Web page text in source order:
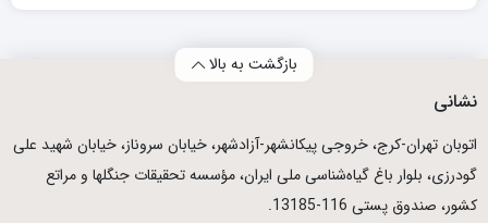
بازگشت به بالا
نشانی
اتوبان تهران­-كرج، خروجی پیكانشهر-آزادشهر، خیابان سروناز، خیابان شهید علی
گودرزی، بلوار باغ گیاه‌شناسی ملی ایران، مؤسسه تحقیقات جنگلها و مراتع
كشور، صندوق پستی 116-13185.